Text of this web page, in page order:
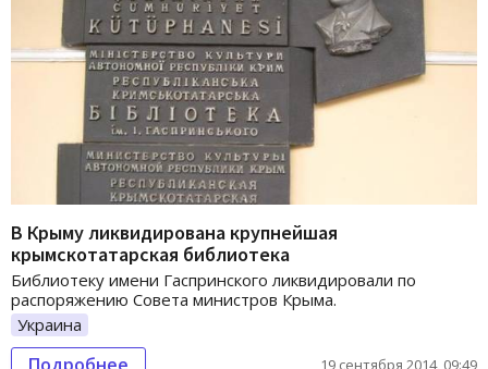
В Крыму ликвидирована крупнейшая
крымскотатарская библиотека
Библиотеку имени Гаспринского ликвидировали по
распоряжению Совета министров Крыма.
Украина
19 сентября 2014, 09:49